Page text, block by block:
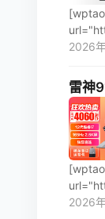
2026
雷神
2026